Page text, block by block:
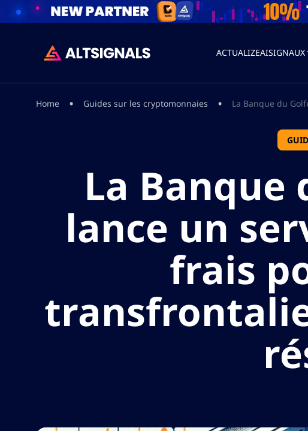
ACTUALIZEAISIGNAUX
Home • Guides sur les cryptomonnaies • La Banque du
La Banque
lance un
frais